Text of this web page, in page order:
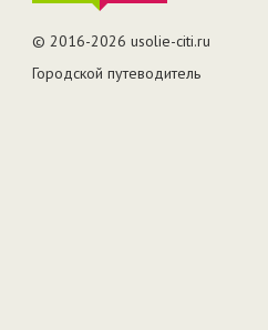
© 2016-2026 usolie-citi.ru
Городской путеводитель